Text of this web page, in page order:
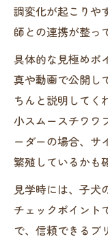
ブリーダ
容
理想の極小
極小チ
識
ブリー
健康な
価格と
極小チ
調変化が起こりや
師との連携が整っ
具体的な見極めポ
真や動画で公開し
ちんと説明してく
小スムースチワワ
ーダーの場合、サ
繁殖しているかも
見学時には、子犬
チェックポイント
で、信頼できるブ